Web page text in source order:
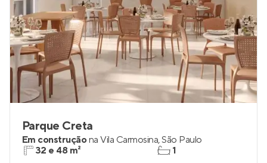
Parque Creta
Em construçãona Vila Carmosina,São Paulo
32 e 48 m²
1